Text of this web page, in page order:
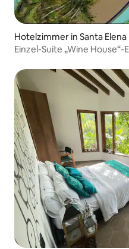
Hotelzimmer in Santa Elena
Einzel-Suite „Wine House“-